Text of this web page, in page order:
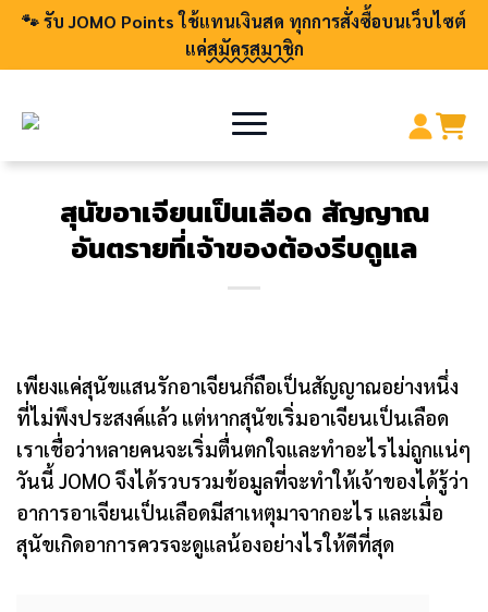
🐾 รับ JOMO Points ใช้แทนเงินสด ทุกการสั่งซื้อบนเว็บไซต์
แค่สมัครสมาชิก
สุนัขอาเจียนเป็นเลือด สัญญาณ
อันตรายที่เจ้าของต้องรีบดูแล
เพียงแค่สุนัขแสนรักอาเจียนก็ถือเป็นสัญญาณอย่างหนึ่ง
ที่ไม่พึงประสงค์แล้ว แต่หากสุนัขเริ่มอาเจียนเป็นเลือด
เราเชื่อว่าหลายคนจะเริ่มตื่นตกใจและทำอะไรไม่ถูกแน่ๆ
วันนี้ JOMO จึงได้รวบรวมข้อมูลที่จะทำให้เจ้าของได้รู้ว่า
อาการอาเจียนเป็นเลือดมีสาเหตุมาจากอะไร และเมื่อ
สุนัขเกิดอาการควรจะดูแลน้องอย่างไรให้ดีที่สุด